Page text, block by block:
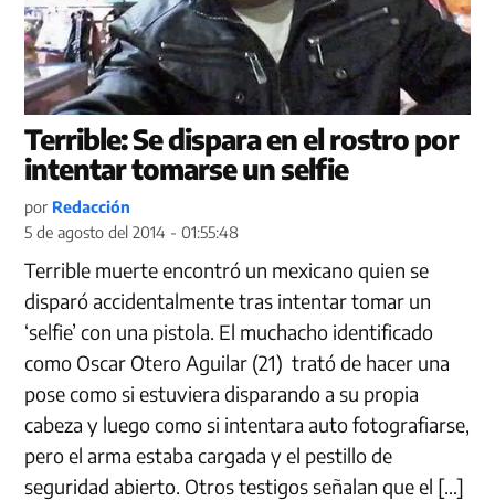
Terrible: Se dispara en el rostro por
intentar tomarse un selfie
por Redacción
5 de agosto del 2014 - 01:55:48
Terrible muerte encontró un mexicano quien se
disparó accidentalmente tras intentar tomar un
‘selfie’ con una pistola. El muchacho identificado
como Oscar Otero Aguilar (21) trató de hacer una
pose como si estuviera disparando a su propia
cabeza y luego como si intentara auto fotografiarse,
pero el arma estaba cargada y el pestillo de
seguridad abierto. Otros testigos señalan que el […]